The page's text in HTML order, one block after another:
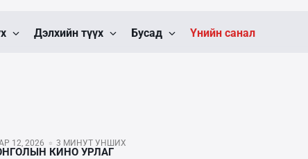
Дэлхийн түүх Бусад Үнийн санал
12, 2026 3 МИНУТ УНШИХ
КИНО УРЛАГ